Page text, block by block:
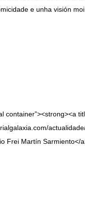
e unha visión
container”><strong><a
Frei Martín Sarmiento</